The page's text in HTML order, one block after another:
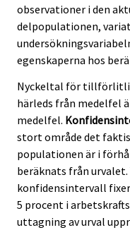
observationer i den
delpopulationen,
egenskaperna hos
Nyckeltal för
härleds från medelfel
medelfel.
stort område det
populationen är i
beräknats från urvalet.
konfidensintervall
5 procent i
uttagning av urval